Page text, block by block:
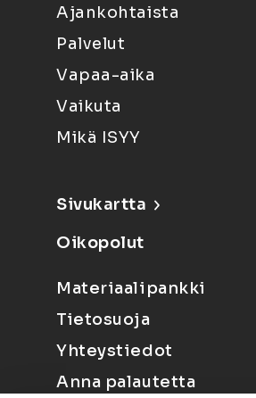
Ajankohtaista
Palvelut
Vapaa-aika
Vaikuta
Mikä ISYY
Sivukartta
Oikopolut
Materiaalipankki
Tietosuoja
Yhteystiedot
Anna palautetta